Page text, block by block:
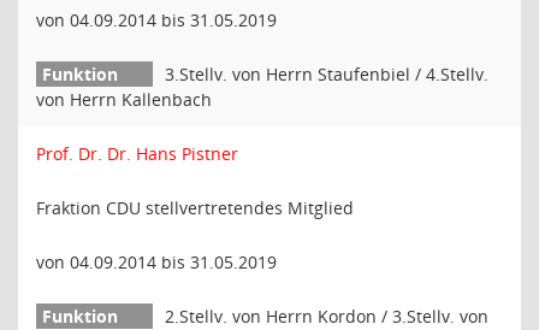
von 04.09.2014 bis 31.05.2019
3.Stellv. von Herrn Staufenbiel / 4.Stellv.
von Herrn Kallenbach
Prof. Dr. Dr. Hans Pistner
Fraktion CDU stellvertretendes Mitglied
von 04.09.2014 bis 31.05.2019
2.Stellv. von Herrn Kordon / 3.Stellv. von